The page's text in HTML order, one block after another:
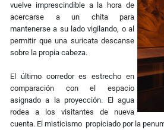
vuelve imprescindible a la hora de
acercarse a un chita para
mantenerse a su lado vigilando, o al
permitir que una suricata descanse
sobre la propia cabeza.
El último corredor es estrecho en
comparación con el espacio
asignado a la proyección. El agua
rodea a los visitantes de nueva
cuenta. El misticismo propiciado por la